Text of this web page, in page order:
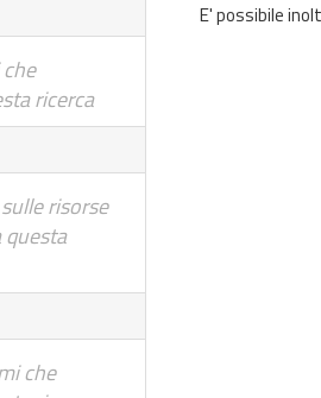
ricerca
risorse
che
E' possibile